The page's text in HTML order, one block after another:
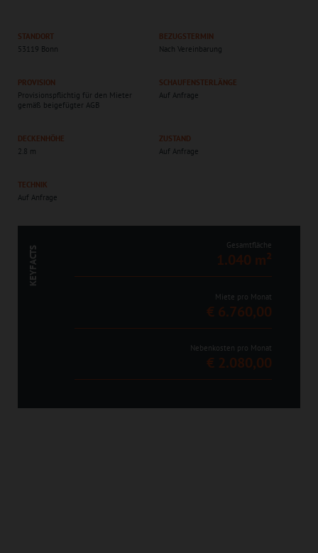
STANDORT
53119 Bonn
BEZUGSTERMIN
Nach Vereinbarung
PROVISION
Provisionspflichtig für den Mieter
gemäß beigefügter AGB
SCHAUFENSTERLÄNGE
Auf Anfrage
DECKENHÖHE
2.8 m
ZUSTAND
Auf Anfrage
TECHNIK
Auf Anfrage
Gesamtfläche
1.040 m²
Miete pro Monat
€ 6.760,00
Nebenkosten pro Monat
€ 2.080,00
KEYFACTS